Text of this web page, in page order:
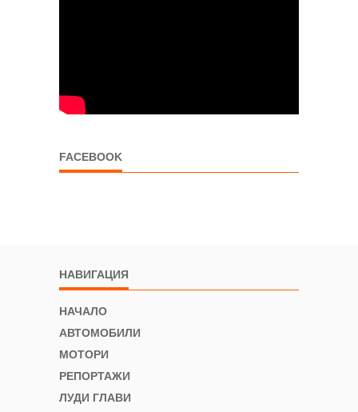
FACEBOOK
НАВИГАЦИЯ
НАЧАЛО
АВТОМОБИЛИ
МОТОРИ
РЕПОРТАЖИ
ЛУДИ ГЛАВИ